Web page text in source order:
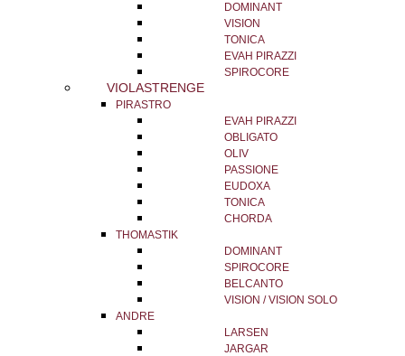
DOMINANT
VISION
TONICA
EVAH PIRAZZI
SPIROCORE
VIOLASTRENGE
PIRASTRO
EVAH PIRAZZI
OBLIGATO
OLIV
PASSIONE
EUDOXA
TONICA
CHORDA
THOMASTIK
DOMINANT
SPIROCORE
BELCANTO
VISION / VISION SOLO
ANDRE
LARSEN
JARGAR